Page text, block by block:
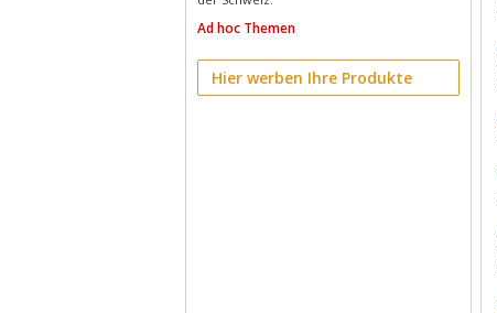
Ad hoc Themen
Hier werben Ihre Produkte